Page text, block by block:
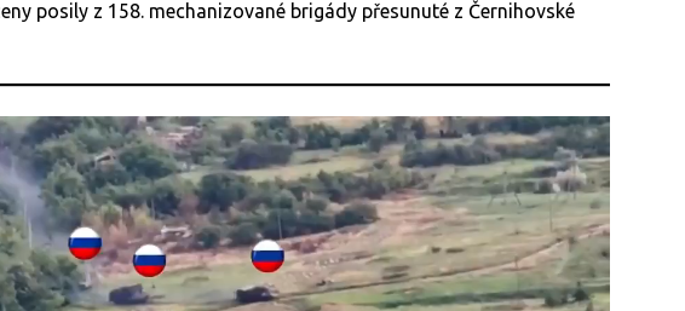
posily z 158. mechanizované brigády přesunuté z Černihovské